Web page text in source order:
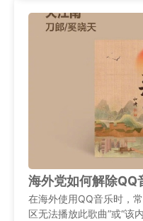
海外的爆米花们可能会遇
现自己歌单变灰，无法第
各位粉丝介绍一款超好用
除受限，畅听华语新歌！
海外党如何解除QQ
在海外使用QQ音乐时，
区无法播放此歌曲”或“该